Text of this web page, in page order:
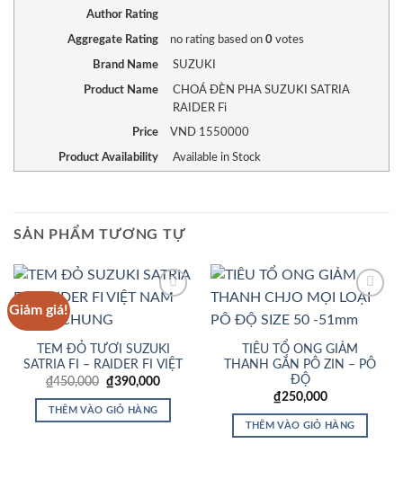
Author Rating
Aggregate Rating no ratingbased on 0votes
Brand Name SUZUKI
Product Name
CHOÁ ĐÈN PHA SUZUKI SATRIA
RAIDER Fi
Price VND1550000
Product Availability Available in Stock
SẢN PHẨM TƯƠNG TỰ
Giảm giá!
TEM ĐỎ TƯƠI SUZUKI
SATRIA FI – RAIDER FI VIỆT
₫450,000 Giá
gốc
là:
₫450,000.
₫390,000Giá
tại
THÊM VÀO GIỎ HÀNG
Wishlist
TIÊU TỔ ONG GIẢM
THANH GẮN PÔ ZIN – PÔ
ĐỘ
₫250,000
THÊM VÀO GIỎ HÀNG